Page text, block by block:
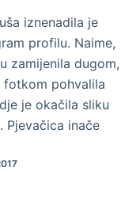
iznenadila je
profilu. Naime,
zamijenila dugom,
fotkom pohvalila
je okačila sliku
Pjevačica inače